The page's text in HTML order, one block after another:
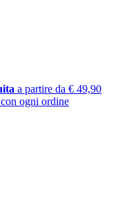
a partire da € 49,90
con ogni ordine